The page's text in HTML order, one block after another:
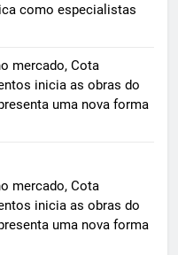
como especialistas
mercado, Cota
inicia as obras do
uma nova forma
mercado, Cota
inicia as obras do
uma nova forma
a construção civil
prática como reduzir
desperdícios e